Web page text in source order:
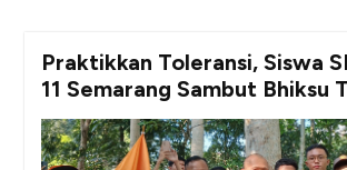
Praktikkan Toleransi, Siswa
11 Semarang Sambut Bhiksu